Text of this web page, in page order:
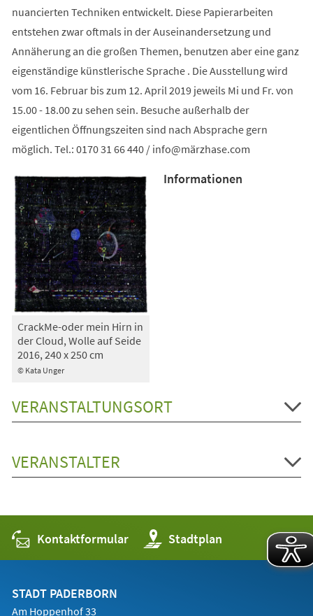
nuancierten Techniken entwickelt. Diese Papierarbeiten
entstehen zwar oftmals in der Auseinandersetzung und
Annäherung an die großen Themen, benutzen aber eine ganz
eigenständige künstlerische Sprache . Die Ausstellung wird
vom 16. Februar bis zum 12. April 2019 jeweils Mi und Fr. von
15.00 - 18.00 zu sehen sein. Besuche außerhalb der
eigentlichen Öffnungszeiten sind nach Absprache gern
möglich. Tel.: 0170 31 66 440 / info märzhase com
© Kata Unger
CrackMe-oder mein Hirn in
der Cloud, Wolle auf Seide
2016, 240 x 250 cm
Informationen
VERANSTALTUNGSORT
VERANSTALTER
Kontaktformular Stadtplan
(Öffnet
in
einem
STADT PADERBORN
Am Hoppenhof 33